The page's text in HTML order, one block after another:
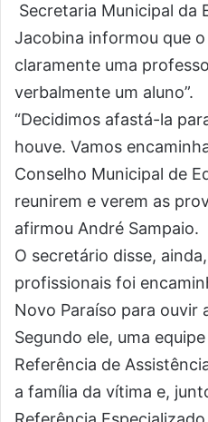
Secretaria Municipal da
Jacobina informou que
claramente uma
verbalmente um aluno”.
“Decidimos afastá-la
houve. Vamos
Conselho Municipal de
reunirem e verem as
afirmou André Sampaio.
O secretário disse,
profissionais foi
Novo Paraíso para ouvir
Segundo ele, uma
Referência de
a família da vítima e,